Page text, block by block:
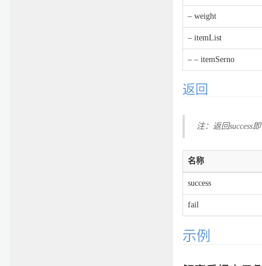
– weight
– itemList
– – itemSerno
返回
注：返回success
名称
success
fail
示例